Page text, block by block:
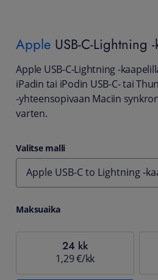
Apple USB-C-Lightning
Apple USB-C-Lightning -
iPadin tai iPodin USB-C‑ tai
‑yhteensopivaan Maciin
varten.
Valitse malli
Apple USB-C to Lightning -
Maksuaika
24 kk
1,29 €/kk